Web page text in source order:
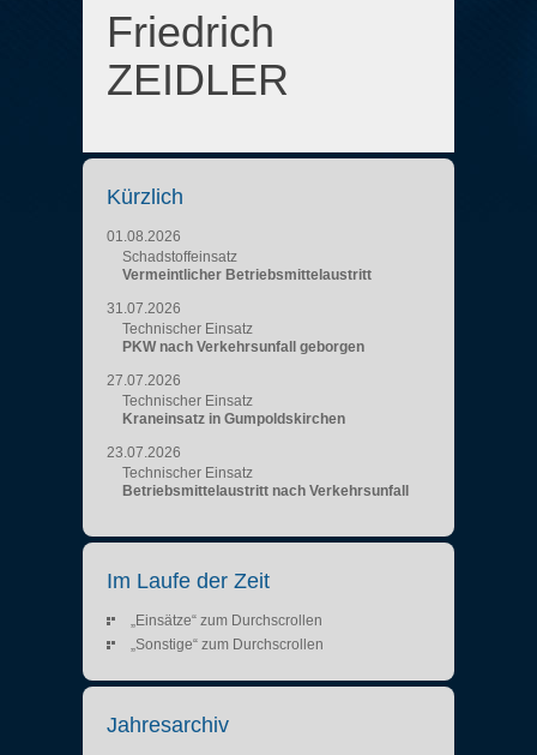
Friedrich
ZEIDLER
Kürzlich
01.08.2026
Schadstoffeinsatz
Vermeintlicher Betriebsmittelaustritt
31.07.2026
Technischer Einsatz
PKW nach Verkehrsunfall geborgen
27.07.2026
Technischer Einsatz
Kraneinsatz in Gumpoldskirchen
23.07.2026
Technischer Einsatz
Betriebsmittelaustritt nach Verkehrsunfall
Im Laufe der Zeit
„Einsätze“ zum Durchscrollen
„Sonstige“ zum Durchscrollen
Jahresarchiv